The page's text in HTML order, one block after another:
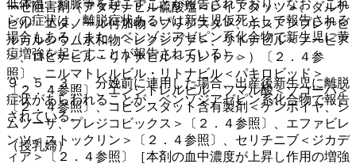
低体温、頻脈等を起こすことが報告されており、なお、これ
らの症状は、離脱症状あるいは新生児仮死として報告される
場合もある（また、ベンゾジアゼピン系化合物で新生児に黄
疸増強を起こすことが報告されている）。
９．５．３． 分娩前に連用した場合、出産後新生児に離脱
症状があらわれることが、ベンゾジアゼピン系化合物で報告
されている。
（授乳婦）
ーゼ阻害剤（アタザナビル硫酸塩＜レイアタッツ＞、ダルナ
ビル エタノール付加物＜プリジスタ＞、ホスアンプレナビ
ルカルシウム水和物＜レクシヴァ＞、リトナビル＜ノービア
＞、ロピナビル・リトナビル＜カレトラ＞）〔２．４参
照〕、ニルマトレルビル・リトナビル＜パキロビッド＞
〔２．４参照〕、エンシトレルビル フマル酸＜ゾコーバ＞
〔２．４参照〕、コビシスタット含有製剤＜ゲンボイヤ、シ
ムツーザ、プレジコビックス＞〔２．４参照〕、エファビレ
ンツ＜ストックリン＞〔２．４参照〕、セリチニブ＜ジカデ
ィア＞〔２．４参照〕［本剤の血中濃度が上昇し作用の増強